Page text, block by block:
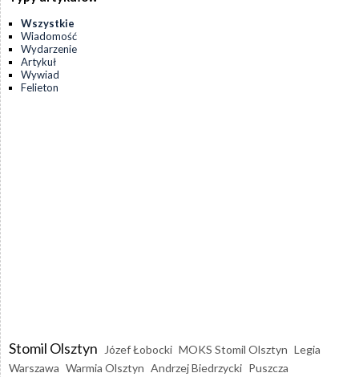
Wszystkie
Wiadomość
Wydarzenie
Artykuł
Wywiad
Felieton
Stomil Olsztyn Józef Łobocki MOKS Stomil Olsztyn Legia
Warszawa Warmia Olsztyn Andrzej Biedrzycki Puszcza